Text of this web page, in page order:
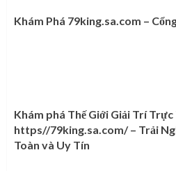
Khám Phá 79king.sa.com –
Khám phá Thế Giới Giải Trí
https//79king.sa.com/ – Trải
Toàn và Uy Tín